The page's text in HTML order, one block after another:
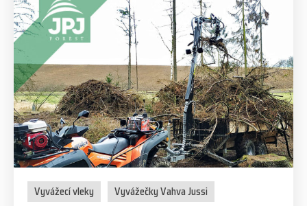
Vyvážecí vleky
Vyvážečky Vahva Jussi